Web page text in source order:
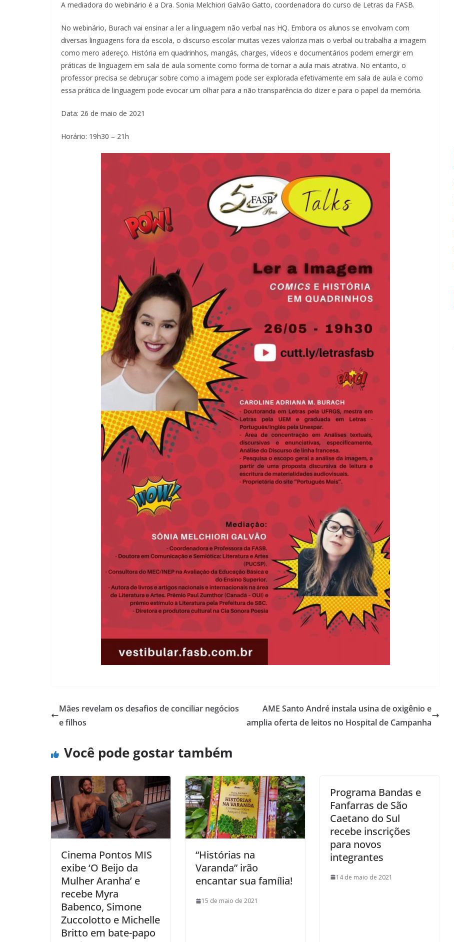
A mediadora do webinário é a Dra. Sonia Melchiori Galvão Gatto, coordenadora do curso de Letras da FASB.
No webinário, Burach vai ensinar a ler a linguagem não verbal nas HQ. Embora os alunos se envolvam com
diversas linguagens fora da escola, o discurso escolar muitas vezes valoriza mais o verbal ou trabalha a imagem
como mero adereço. História em quadrinhos, mangás, charges, vídeos e documentários podem emergir em
práticas de linguagem em sala de aula somente como forma de tornar a aula mais atrativa. No entanto, o
professor precisa se debruçar sobre como a imagem pode ser explorada efetivamente em sala de aula e como
essa prática de linguagem pode evocar um olhar para a não transparência do dizer e para o papel da memória.
Data: 26 de maio de 2021
Horário: 19h30 – 21h
Mães revelam os desafios de conciliar negócios
e filhos
AME Santo André instala usina de oxigênio e
amplia oferta de leitos no Hospital de Campanha
Você pode gostar também
Cinema Pontos MIS
exibe ‘O Beijo da
Mulher Aranha’ e
recebe Myra
Babenco, Simone
Zuccolotto e Michelle
Britto em bate-papo
“Histórias na
Varanda” irão
encantar sua família!
15 de maio de 2021
Programa Bandas e
Fanfarras de São
Caetano do Sul
recebe inscrições
para novos
integrantes
14 de maio de 2021